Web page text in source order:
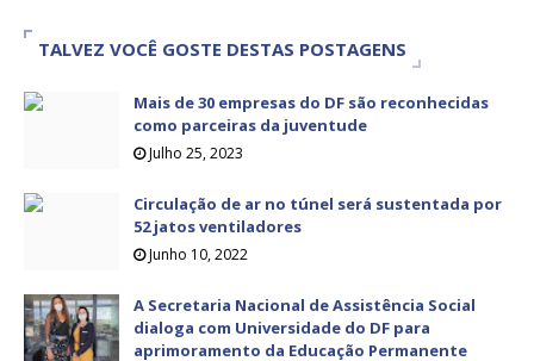
TALVEZ VOCÊ GOSTE DESTAS POSTAGENS
Mais de 30 empresas do DF são reconhecidas
como parceiras da juventude
Julho 25, 2023
Circulação de ar no túnel será sustentada por
52 jatos ventiladores
Junho 10, 2022
A Secretaria Nacional de Assistência Social
dialoga com Universidade do DF para
aprimoramento da Educação Permanente